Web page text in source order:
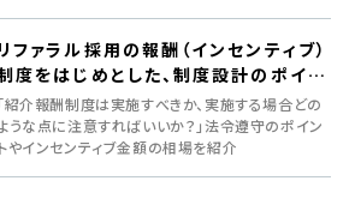
リファラル採用の報酬（インセンティブ）
度をはじめとした、制度設計のポイン
ト
「紹介報酬制度は実施すべきか、実施する場合どの
うな点に注意すればいいか？」法令遵守のポイン
トやインセンティブ金額の相場を紹介